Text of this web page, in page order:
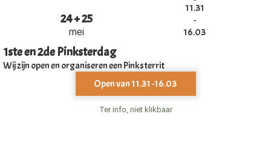
24 + 25
mei
11.31
-
16.03
1ste en 2de Pinksterdag
Wij zijn open en organiseren een Pinksterrit
Open van 11.31 -16.03
Ter info, niet klikbaar